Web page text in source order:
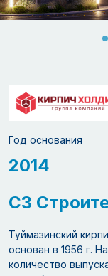
Год основания
2014
СЗ
Туймазинский
основан в 1956 г.
количество